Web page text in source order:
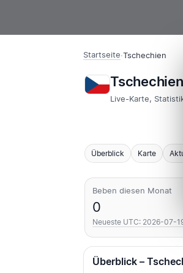
Startseite·Tschechien
Live-Karte,
Überblick Karte
Beben diesen Monat
0
Neueste UTC: 2026-07-
Überblick –